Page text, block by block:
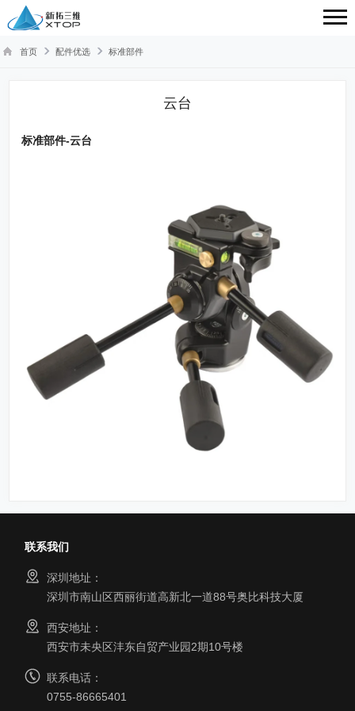
首页 配件优选 标准部件
云台
标准部件-云台
联系我们
深圳地址：
深圳市南山区西丽街道高新北一道88号奥比科技大厦
西安地址：
西安市未央区沣东自贸产业园2期10号楼
联系电话：
0755-86665401